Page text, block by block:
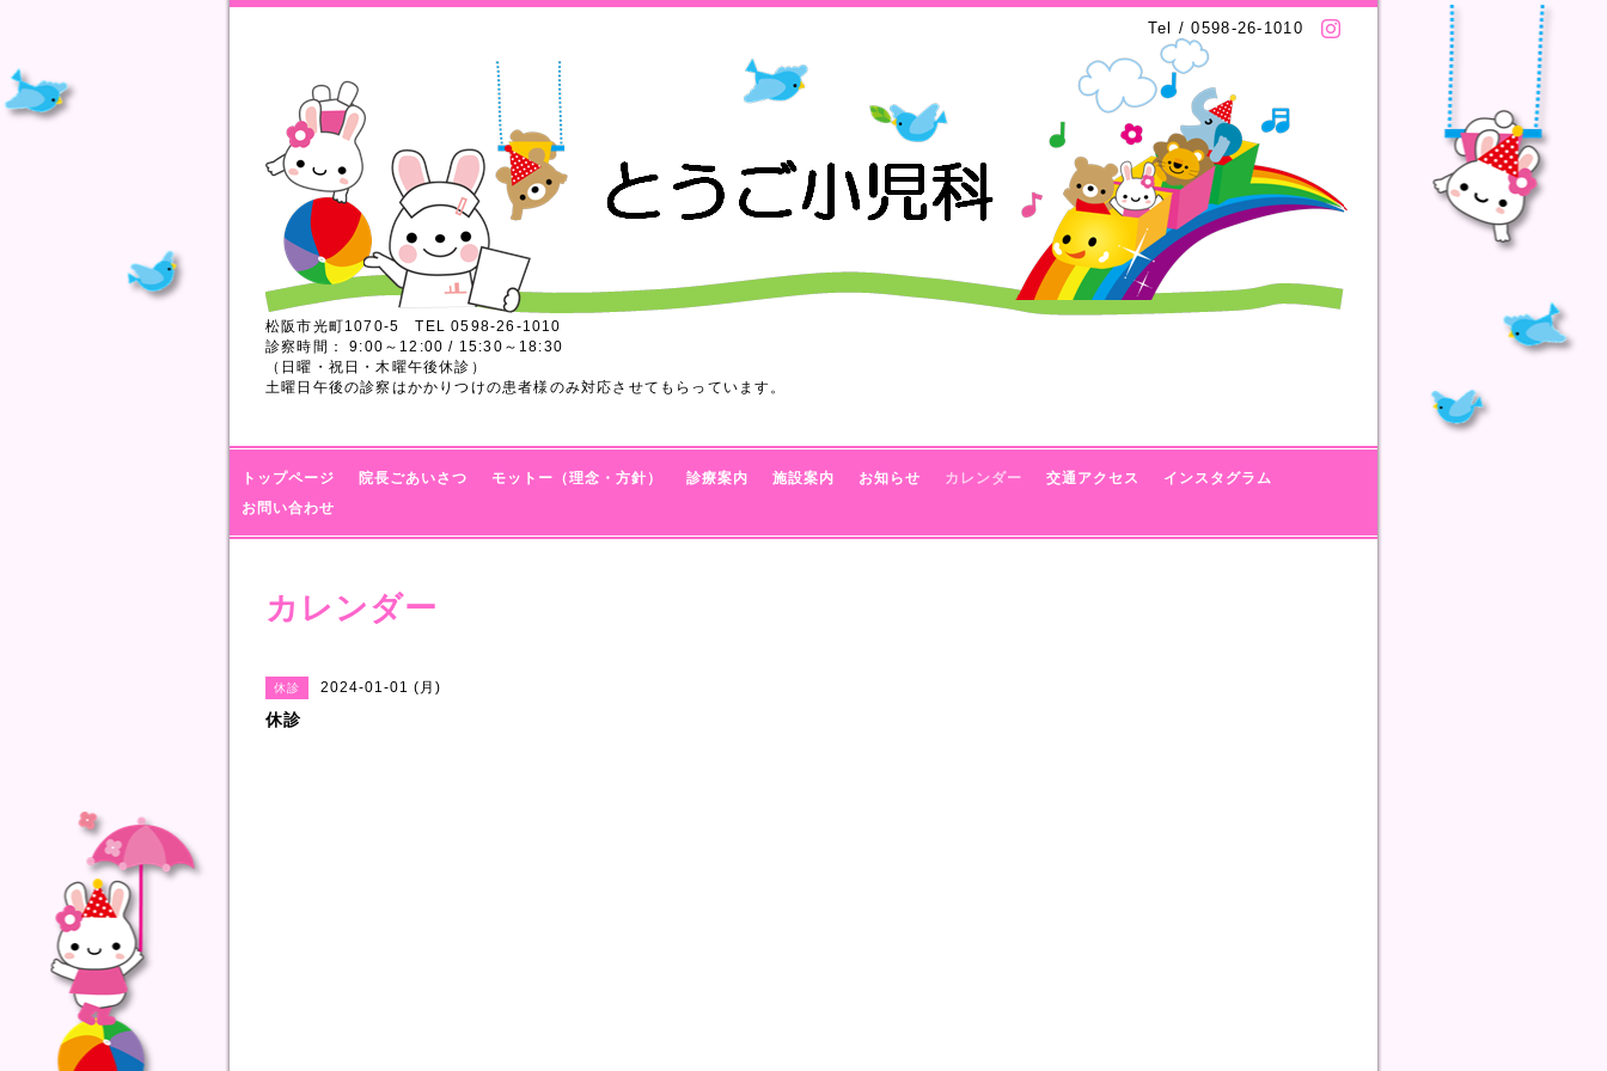
Tel / 0598-26-1010
松阪市光町1070-5 TEL 0598-26-1010
診察時間： 9:00～12:00 / 15:30～18:30
（日曜・祝日・木曜午後休診）
土曜日午後の診察はかかりつけの患者様のみ対応させてもらっています。
トップページ 院長ごあいさつ モットー（理念・方針） 診療案内 施設案内 お知らせ カレンダー 交通アクセス
インスタグラム
お問い合わせ
カレンダー
休診 2024-01-01 (月)
休診